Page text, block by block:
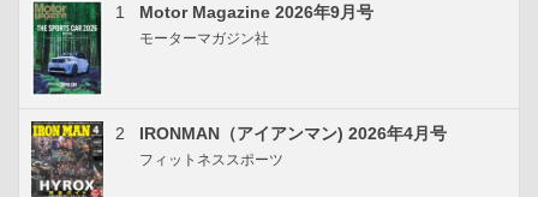
1 Motor Magazine 2026年9月号
モーターマガジン社
2 IRONMAN（アイアンマン) 2026年4月号
フィットネススポーツ